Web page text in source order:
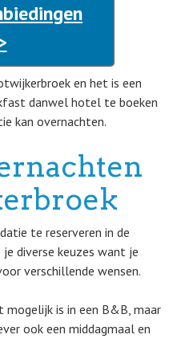
en het is een
danwel hotel te boeken
kan overnachten.
te reserveren in de
diverse keuzes want je
verschillende wensen.
is in een B&B, maar
ook een middagmaal en